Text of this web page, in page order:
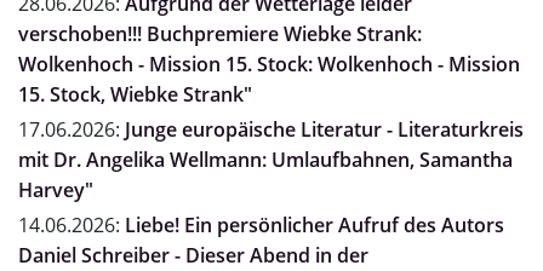
verschoben!!! Buchpremiere Wiebke Strank:
Wolkenhoch - Mission 15. Stock: Wolkenhoch - Mission
15. Stock, Wiebke Strank"
17.06.2026: Junge europäische Literatur - Literaturkreis
mit Dr. Angelika Wellmann: Umlaufbahnen, Samantha
Harvey"
14.06.2026: Liebe! Ein persönlicher Aufruf des Autors
Daniel Schreiber - Dieser Abend in der